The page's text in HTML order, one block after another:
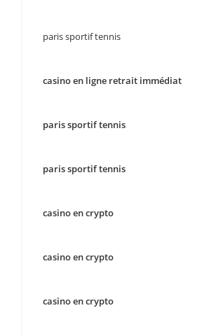
paris sportif tennis
casino en ligne retrait immédiat
paris sportif tennis
paris sportif tennis
casino en crypto
casino en crypto
casino en crypto